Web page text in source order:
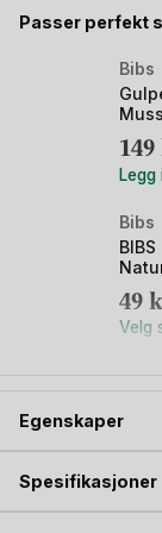
Strikket
skjermen over
Passer perfekt
Bibs
149
Bibs
49
Velg
Bibs
159kr
pris
var:
pris
er:
Egenskaper
Spesifikasjoner